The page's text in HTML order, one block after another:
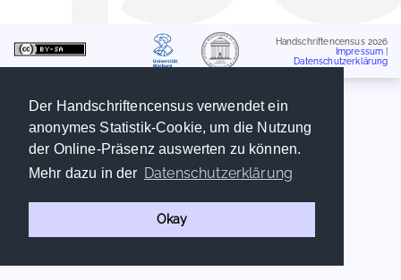
Der Handschriftencensus verwendet ein
anonymes Statistik-Cookie, um die Nutzung
der Online-Präsenz auswerten zu können.
Mehr dazu in der Datenschutzerklärung
Okay
Handschriftencensus 2026
Impressum
Datenschutzerklärung